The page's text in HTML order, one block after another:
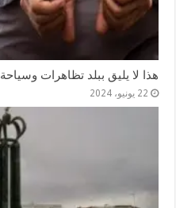
هذا لا يليق ببلد تظاهرات وسياحة
22 يونيو، 2024